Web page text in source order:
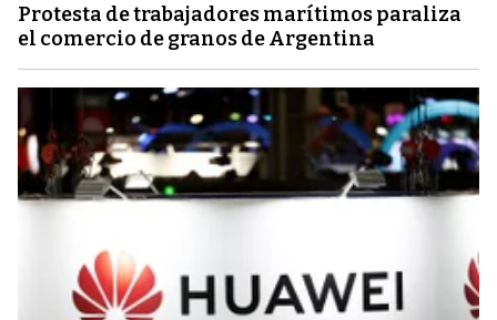
Protesta de trabajadores marítimos paraliza
el comercio de granos de Argentina